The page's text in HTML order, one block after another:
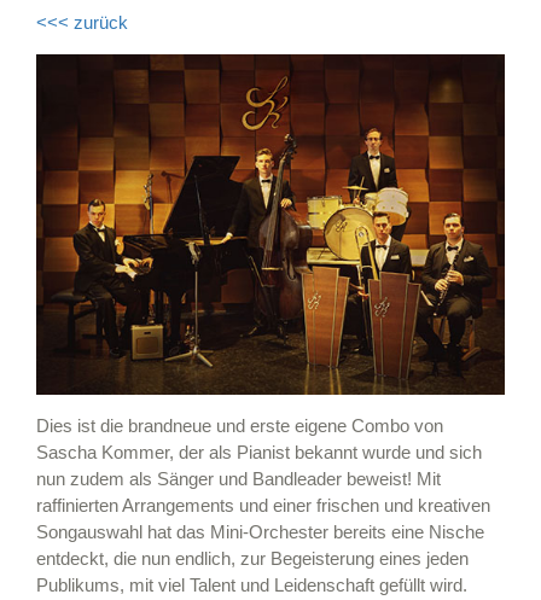
<<< zurück
Dies ist die brandneue und erste eigene Combo von
Sascha Kommer, der als Pianist bekannt wurde und sich
nun zudem als Sänger und Bandleader beweist! Mit
raffinierten Arrangements und einer frischen und kreativen
Songauswahl hat das Mini-Orchester bereits eine Nische
entdeckt, die nun endlich, zur Begeisterung eines jeden
Publikums, mit viel Talent und Leidenschaft gefüllt wird.